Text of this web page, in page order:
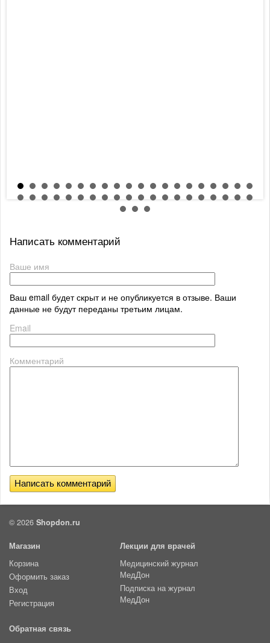
Написать комментарий
Ваше имя
Ваш email будет скрыт и не опубликуется в отзыве. Ваши
данные не будут переданы третьим лицам.
Email
Комментарий
© 2026 Shopdon.ru
Магазин
Корзина
Оформить заказ
Вход
Регистрация
Лекции для врачей
Медицинский журнал
МедДон
Подписка на журнал
МедДон
Обратная связь